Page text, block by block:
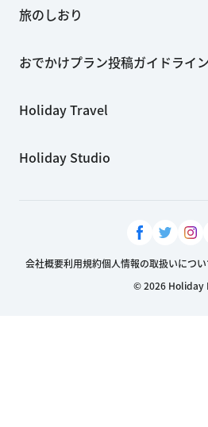
旅のしおり
おでかけプラン投稿ガイドライン
Holiday Travel
Holiday Studio
会社概要利用規約個人情報の取扱いについ
© 2026 Holiday